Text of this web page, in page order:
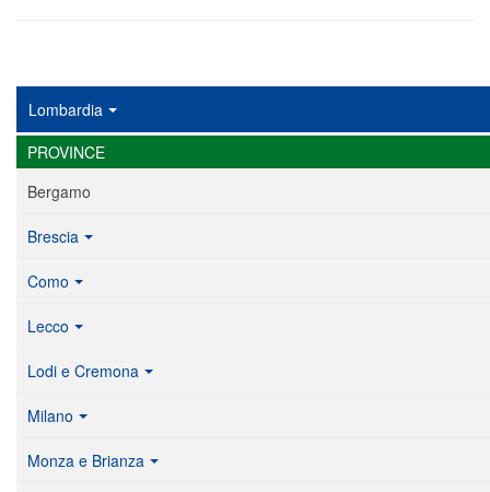
Lombardia
PROVINCE
Bergamo
Brescia
Como
Lecco
Lodi e Cremona
Milano
Monza e Brianza